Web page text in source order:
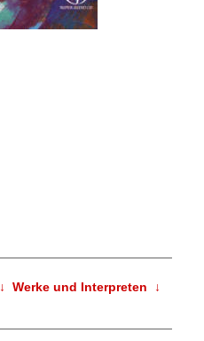
↓ Werke und Interpreten ↓